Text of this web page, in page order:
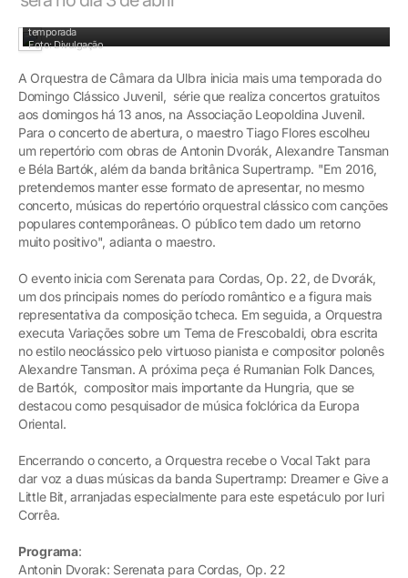
temporada
Foto: Divulgação
A Orquestra de Câmara da Ulbra inicia mais uma temporada do
Domingo Clássico Juvenil, série que realiza concertos gratuitos
aos domingos há 13 anos, na Associação Leopoldina Juvenil.
Para o concerto de abertura, o maestro Tiago Flores escolheu
um repertório com obras de Antonin Dvorák, Alexandre Tansman
e Béla Bartók, além da banda britânica Supertramp. "Em 2016,
pretendemos manter esse formato de apresentar, no mesmo
concerto, músicas do repertório orquestral clássico com canções
populares contemporâneas. O público tem dado um retorno
muito positivo", adianta o maestro.
O evento inicia com Serenata para Cordas, Op. 22, de Dvorák,
um dos principais nomes do período romântico e a figura mais
representativa da composição tcheca. Em seguida, a Orquestra
executa Variações sobre um Tema de Frescobaldi, obra escrita
no estilo neoclássico pelo virtuoso pianista e compositor polonês
Alexandre Tansman. A próxima peça é Rumanian Folk Dances,
de Bartók, compositor mais importante da Hungria, que se
destacou como pesquisador de música folclórica da Europa
Oriental.
Encerrando o concerto, a Orquestra recebe o Vocal Takt para
dar voz a duas músicas da banda Supertramp: Dreamer e Give a
Little Bit, arranjadas especialmente para este espetáculo por Iuri
Corrêa.
Programa:
Antonin Dvorak: Serenata para Cordas, Op. 22